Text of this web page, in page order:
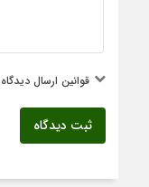
قوانین ارسال دیدگاه
ثبت دیدگاه